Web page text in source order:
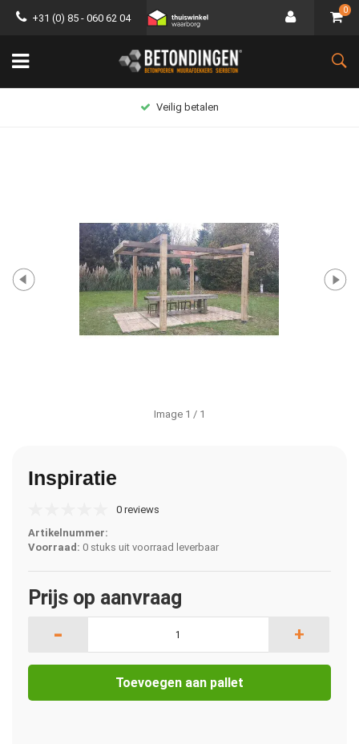
+31 (0) 85 - 060 62 04
0
Veilig betalen
Image 1 / 1
Inspiratie
0 reviews
Artikelnummer:
Voorraad: 0 stuks uit voorraad leverbaar
Prijs op aanvraag
- +
Toevoegen aan pallet